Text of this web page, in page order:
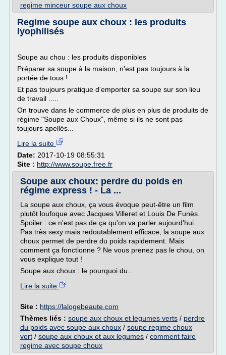
regime minceur soupe aux choux
Regime soupe aux choux : les produits
lyophilisés
Soupe au chou : les produits disponibles
Préparer sa soupe à la maison, n'est pas toujours à la
portée de tous !
Et pas toujours pratique d'emporter sa soupe sur son lieu
de travail .....
On trouve dans le commerce de plus en plus de produits de
régime "Soupe aux Choux", même si ils ne sont pas
toujours apellés...
Lire la suite
Date: 2017-10-19 08:55:31
Site : http://www.soupe.free.fr
Soupe aux choux: perdre du poids en
régime express ! - La ...
La soupe aux choux, ça vous évoque peut-être un film
plutôt loufoque avec Jacques Villeret et Louis De Funès.
Spoiler : ce n'est pas de ça qu'on va parler aujourd'hui.
Pas très sexy mais redoutablement efficace, la soupe aux
choux permet de perdre du poids rapidement. Mais
comment ça fonctionne ? Ne vous prenez pas le chou, on
vous explique tout !
Soupe aux choux : le pourquoi du...
Lire la suite
Site : https://lalogebeaute.com
Thèmes liés : soupe aux choux et legumes verts / perdre
du poids avec soupe aux choux / soupe regime choux
vert / soupe aux choux et aux legumes / comment faire
regime avec soupe choux